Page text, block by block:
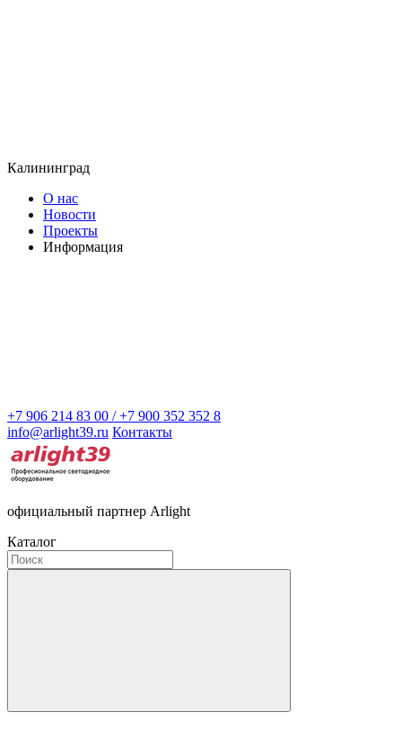
Калининград
О нас
Новости
Проекты
Информация
+7 906 214 83 00 / +7 900 352 352 8
info@arlight39.ru Контакты
официальный партнер Arlight
Каталог